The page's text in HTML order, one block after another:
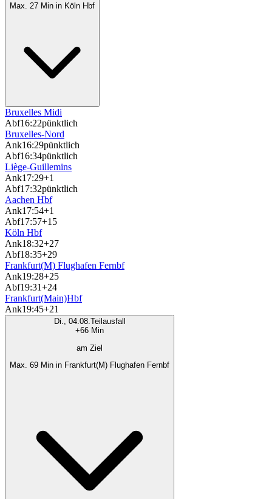
Max. 27 Min in Köln Hbf
Bruxelles Midi
Abf16:22pünktlich
Bruxelles-Nord
Ank16:29pünktlich
Abf16:34pünktlich
Liège-Guillemins
Ank17:29+1
Abf17:32pünktlich
Aachen Hbf
Ank17:54+1
Abf17:57+15
Köln Hbf
Ank18:32+27
Abf18:35+29
Frankfurt(M) Flughafen Fernbf
Ank19:28+25
Abf19:31+24
Frankfurt(Main)Hbf
Ank19:45+21
Di., 04.08.Teilausfall
+66 Min
am Ziel
Max. 69 Min in Frankfurt(M) Flughafen Fernbf